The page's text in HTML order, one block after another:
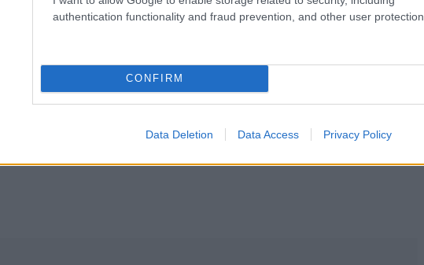
authentication functionality and fraud prevention, and other user protection.
CONFIRM
Data Deletion Data Access Privacy Policy